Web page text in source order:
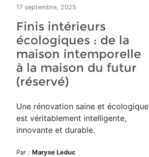
17 septembre, 2025
Finis intérieurs
écologiques : de la
maison intemporelle
à la maison du futur
(réservé)
Une rénovation saine et écologique
est véritablement intelligente,
innovante et durable.
Par : Maryse Leduc